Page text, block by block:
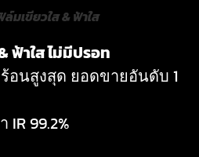
มเขียวใส & ฟ้าใส
ฟ้าใส ไม่มีปรอท
นสูงสุด ยอดขายอันดับ 1
99.2%